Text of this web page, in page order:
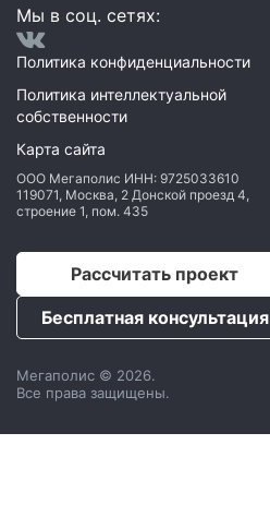
Мы в соц. сетях:
Политика конфиденциальности
Политика интеллектуальной
собственности
Карта сайта
ООО Мегаполис ИНН: 9725033610
119071, Москва, 2 Донской проезд 4,
строение 1, пом. 435
Рассчитать проект
Бесплатная консультация
Мегаполис © 2026.
Все права защищены.